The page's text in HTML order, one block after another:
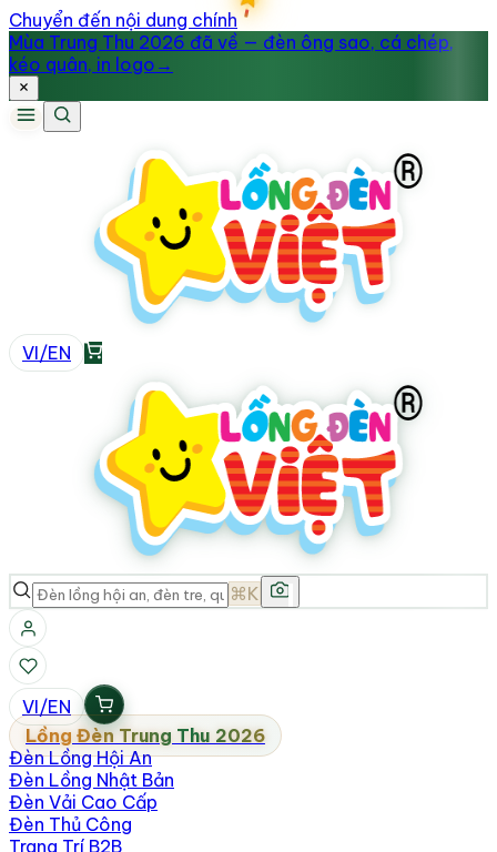
Chuyển đến nội dung chính
Mùa Trung Thu 2026 đã về — đèn ông sao, cá chép,
kéo quân, in logo →
VI/EN
⌘K
VI/EN
Lồng Đèn Trung Thu 2026
Đèn Lồng Hội An
Đèn Lồng Nhật Bản
Đèn Vải Cao Cấp
Đèn Thủ Công
Trang Trí B2B